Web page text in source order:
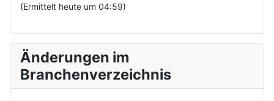
(Ermittelt heute um 04:59)
Änderungen im
Branchenverzeichnis